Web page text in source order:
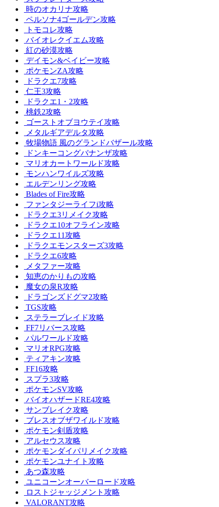
時のオカリナ攻略
ペルソナ4ゴールデン攻略
トモコレ攻略
バイオレクイエム攻略
紅の砂漠攻略
デイモン&ベイビー攻略
ポケモンZA攻略
ドラクエ7攻略
仁王3攻略
ドラクエ1・2攻略
桃鉄2攻略
ゴーストオブヨウテイ攻略
メタルギアデルタ攻略
牧場物語 風のグランドバザール攻略
ドンキーコングバナンザ攻略
マリオカートワールド攻略
モンハンワイルズ攻略
エルデンリング攻略
Blades of Fire攻略
ファンタジーライフi攻略
ドラクエ3リメイク攻略
ドラクエ10オフライン攻略
ドラクエ11攻略
ドラクエモンスターズ3攻略
ドラクエ6攻略
メタファー攻略
知恵のかりもの攻略
魔女の泉R攻略
ドラゴンズドグマ2攻略
TGS攻略
ステラーブレイド攻略
FF7リバース攻略
パルワールド攻略
マリオRPG攻略
ティアキン攻略
FF16攻略
スプラ3攻略
ポケモンSV攻略
バイオハザードRE4攻略
サンブレイク攻略
ブレスオブザワイルド攻略
ポケモン剣盾攻略
アルセウス攻略
ポケモンダイパリメイク攻略
ポケモンユナイト攻略
あつ森攻略
ユニコーンオーバーロード攻略
ロストジャッジメント攻略
VALORANT攻略